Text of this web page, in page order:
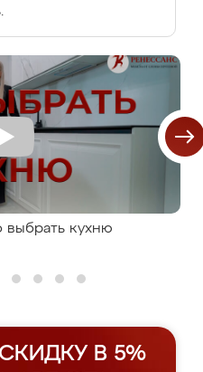
выбрать кухню
В 5%